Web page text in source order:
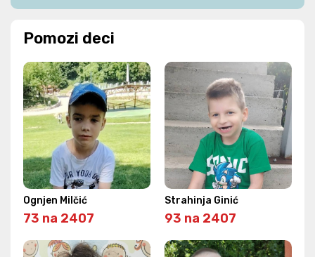
Pomozi deci
Ognjen Milčić
73 na 2407
Strahinja Ginić
93 na 2407